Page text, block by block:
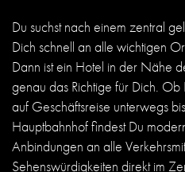
Du suchst nach einem zentral
Dich schnell an alle wichtigen
Dann ist ein Hotel in der Nähe
genau das Richtige für Dich. Ob
auf Geschäftsreise unterwegs
Hauptbahnhof findest Du
Anbindungen an alle
Sehenswürdigkeiten direkt im